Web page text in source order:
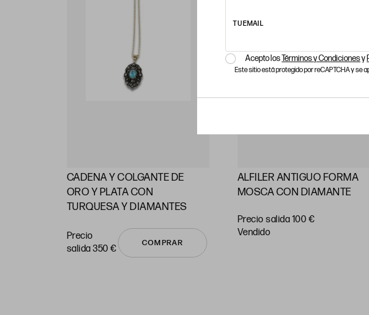
TU EMAIL
Acepto losTérminos y Condicionesy
Este sitio está protegido por reCAPTCHA y se
CADENA Y COLGANTE DE
ORO Y PLATA CON
TURQUESA Y DIAMANTES
Precio
salida 350 €
COMPRAR
ALFILER ANTIGUO FORMA
MOSCA CON DIAMANTE
Precio salida 100 €
vendido